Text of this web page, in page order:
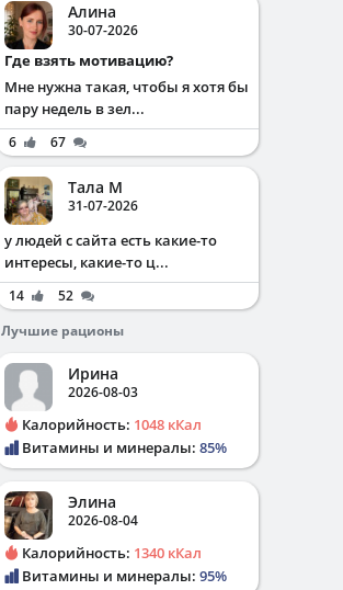
Алина
30-07-2026
Где взять мотивацию?
Мне нужна такая, чтобы я хотя бы
пару недель в зел...
6 67
Тала М
31-07-2026
у людей с сайта есть какие-то
интересы, какие-то ц...
14
52
Лучшие рационы
Ирина
2026-08-03
Калорийность: 1048 кКал
Витамины и минералы: 85%
Элина
2026-08-04
Калорийность: 1340 кКал
Витамины и минералы: 95%